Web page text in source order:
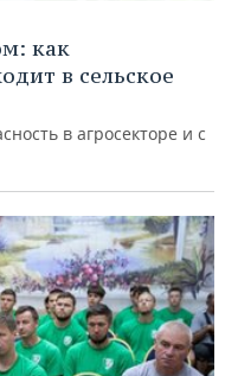
как
в сельское
в агросекторе и с